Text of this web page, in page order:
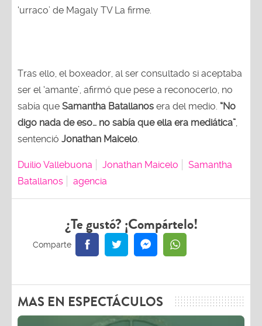
‘urraco’ de Magaly TV La firme.
Tras ello, el boxeador, al ser consultado si aceptaba
ser el ‘amante’, afirmó que pese a reconocerlo, no
sabía que Samantha Batallanos era del medio. “No
digo nada de eso… no sabía que ella era mediática”
sentenció Jonathan Maicelo
Duilio Vallebuona Jonathan Maicelo
Samantha
Batallanos
agencia
¿Te gustó? ¡Compártelo!
MAS EN ESPECTÁCULOS